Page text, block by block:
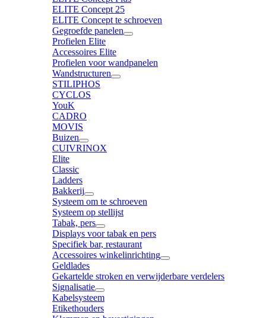
ELITE Concept 25
ELITE Concept te schroeven
Gegroefde panelen
Profielen Elite
Accessoires Elite
Profielen voor wandpanelen
Wandstructuren
STILIPHOS
CYCLOS
YouK
CADRO
MOVIS
Buizen
CUIVRINOX
Elite
Classic
Ladders
Bakkerij
Systeem om te schroeven
Systeem op stellijst
Tabak, pers
Displays voor tabak en pers
Specifiek bar, restaurant
Accessoires winkelinrichting
Geldlades
Gekartelde stroken en verwijderbare verdelers
Signalisatie
Kabelsysteem
Etikethouders